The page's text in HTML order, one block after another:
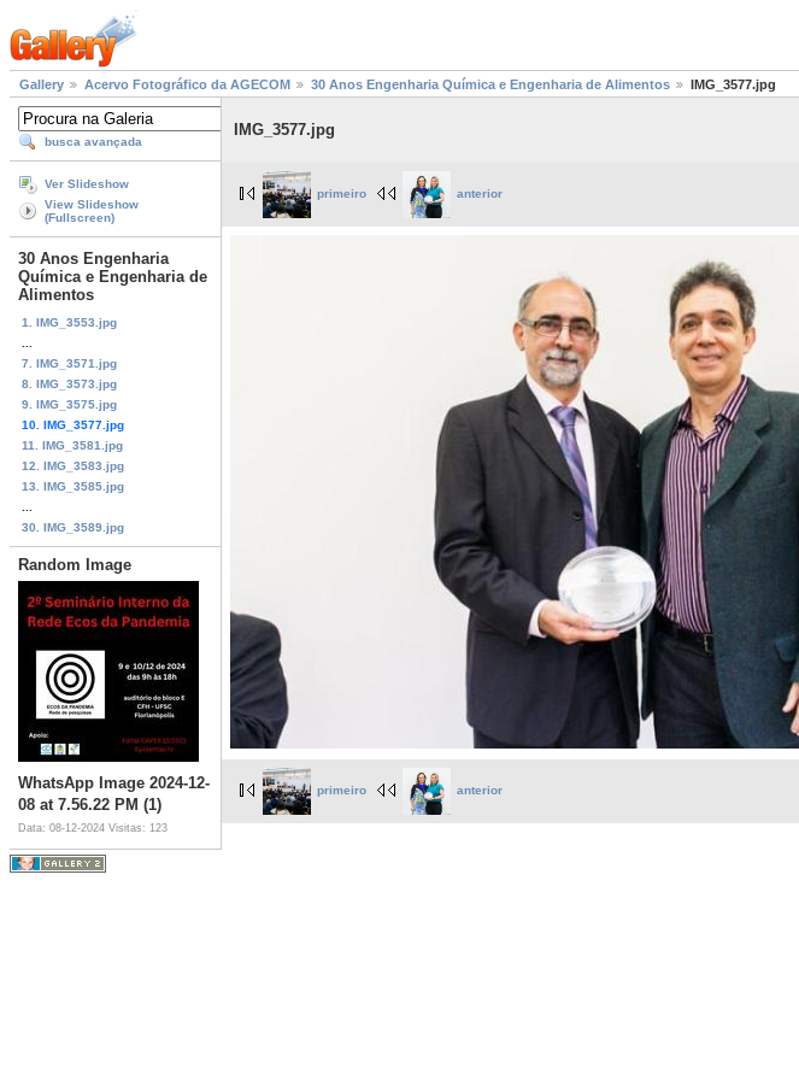
Gallery Acervo Fotográfico da AGECOM 30 Anos Engenharia Química e Engenharia de Alimentos IMG_3577.jpg
busca avançada
Ver Slideshow
View Slideshow
(Fullscreen)
30 Anos Engenharia
Química e Engenharia de
Alimentos
1. IMG_3553.jpg
7. IMG_3571.jpg
8. IMG_3573.jpg
9. IMG_3575.jpg
10. IMG_3577.jpg
11. IMG_3581.jpg
12. IMG_3583.jpg
13. IMG_3585.jpg
30. IMG_3589.jpg
Random Image
WhatsApp Image 2024-12-
08 at 7.56.22 PM (1)
Data: 08-12-2024 Visitas: 123
IMG_3577.jpg
primeiro anterior
primeiro anterior